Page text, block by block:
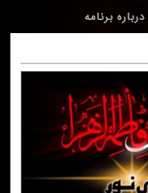
درباره برنامه